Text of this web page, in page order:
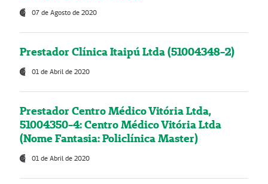
07 de Agosto de 2020
Prestador Clínica Itaipú Ltda (51004348-2)
01 de Abril de 2020
Prestador Centro Médico Vitória Ltda,
51004350-4: Centro Médico Vitória Ltda
(Nome Fantasia: Policlínica Master)
01 de Abril de 2020